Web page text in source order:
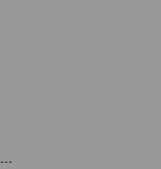
---